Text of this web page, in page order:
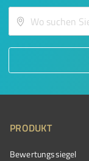
PRODUKT
Bewertungssiegel